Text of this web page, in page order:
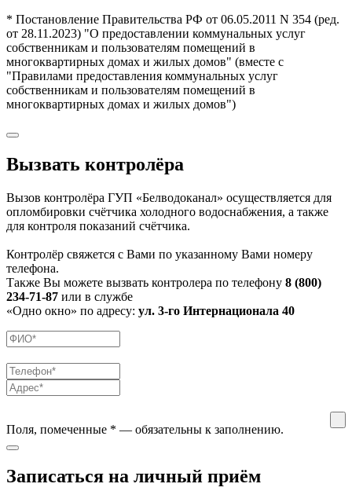
* Постановление Правительства РФ от 06.05.2011 N 354 (ред.
от 28.11.2023) "О предоставлении коммунальных услуг
собственникам и пользователям помещений в
многоквартирных домах и жилых домов" (вместе с
"Правилами предоставления коммунальных услуг
собственникам и пользователям помещений в
многоквартирных домах и жилых домов")
Вызвать контролёра
Вызов контролёра ГУП «Белводоканал» осуществляется для
опломбировки счётчика холодного водоснабжения, а также
для контроля показаний счётчика.
Контролёр свяжется с Вами по указанному Вами номеру
телефона.
Также Вы можете вызвать контролера по телефону 8 (800)
234-71-87 или в службе
«Одно окно» по адресу: ул. 3-го Интернационала 40
Поля, помеченные * — обязательны к заполнению.
Записаться на личный приём